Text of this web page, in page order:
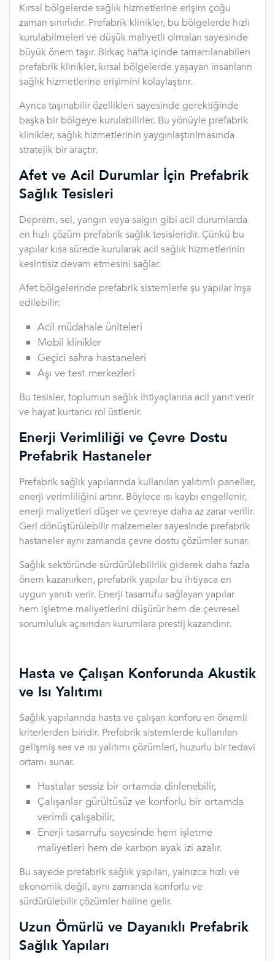
Kırsal bölgelerde sağlık hizmetlerine erişim çoğu
zaman sınırlıdır. Prefabrik klinikler, bu bölgelerde hızlı
kurulabilmeleri ve düşük maliyetli olmaları sayesinde
büyük önem taşır. Birkaç hafta içinde tamamlanabilen
prefabrik klinikler, kırsal bölgelerde yaşayan insanların
sağlık hizmetlerine erişimini kolaylaştırır.
Ayrıca taşınabilir özellikleri sayesinde gerektiğinde
başka bir bölgeye kurulabilirler. Bu yönüyle prefabrik
klinikler, sağlık hizmetlerinin yaygınlaştırılmasında
stratejik bir araçtır.
Afet ve Acil Durumlar İçin Prefabrik
Sağlık Tesisleri
Deprem, sel, yangın veya salgın gibi acil durumlarda
en hızlı çözüm prefabrik sağlık tesisleridir. Çünkü bu
yapılar kısa sürede kurularak acil sağlık hizmetlerinin
kesintisiz devam etmesini sağlar.
Afet bölgelerinde prefabrik sistemlerle şu yapılar inşa
edilebilir:
Acil müdahale üniteleri
Mobil klinikler
Geçici sahra hastaneleri
Aşı ve test merkezleri
Bu tesisler, toplumun sağlık ihtiyaçlarına acil yanıt verir
ve hayat kurtarıcı rol üstlenir.
Enerji Verimliliği ve Çevre Dostu
Prefabrik Hastaneler
Prefabrik sağlık yapılarında kullanılan yalıtımlı paneller,
enerji verimliliğini artırır. Böylece ısı kaybı engellenir,
enerji maliyetleri düşer ve çevreye daha az zarar verilir.
Geri dönüştürülebilir malzemeler sayesinde prefabrik
hastaneler aynı zamanda çevre dostu çözümler sunar.
Sağlık sektöründe sürdürülebilirlik giderek daha fazla
önem kazanırken, prefabrik yapılar bu ihtiyaca en
uygun yanıtı verir. Enerji tasarrufu sağlayan yapılar
hem işletme maliyetlerini düşürür hem de çevresel
sorumluluk açısından kurumlara prestij kazandırır.
Hasta ve Çalışan Konforunda Akustik
ve Isı Yalıtımı
Sağlık yapılarında hasta ve çalışan konforu en önemli
kriterlerden biridir. Prefabrik sistemlerde kullanılan
gelişmiş ses ve ısı yalıtımı çözümleri, huzurlu bir tedavi
ortamı sunar.
Hastalar sessiz bir ortamda dinlenebilir,
Çalışanlar gürültüsüz ve konforlu bir ortamda
verimli çalışabilir,
Enerji tasarrufu sayesinde hem işletme
maliyetleri hem de karbon ayak izi azalır.
Bu sayede prefabrik sağlık yapıları, yalnızca hızlı ve
ekonomik değil, aynı zamanda konforlu ve
sürdürülebilir çözümler haline gelir.
Uzun Ömürlü ve Dayanıklı Prefabrik
Sağlık Yapıları